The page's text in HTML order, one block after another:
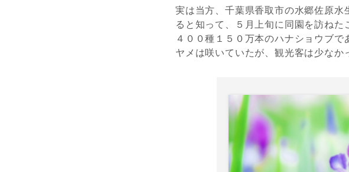
実は当方、千葉県香取市の水郷佐原
ると知って、５月上旬に同園を訪ね
４００種１５０万本のハナショウブ
ヤメは咲いていたが、観光客は少なか